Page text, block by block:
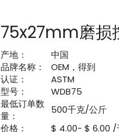
75x27mm磨损
产地：
中国
品牌名称：
OEM，得到
认证：
ASTM
型号：
WDB75
最低订单数
量：
500千克/公斤
价格：
$ 4.00- $ 6.00 /